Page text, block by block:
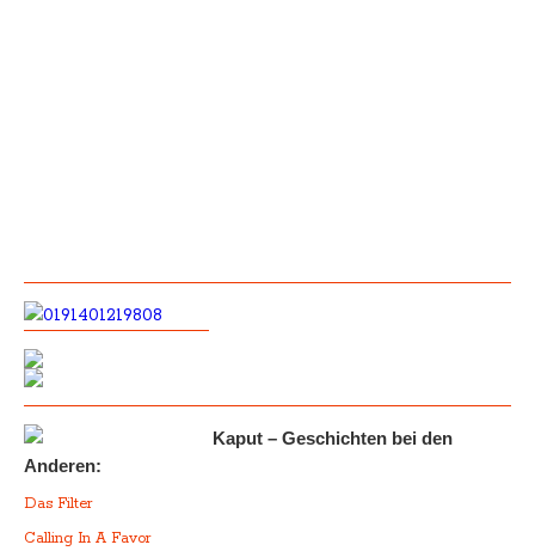
Kaput – Geschichten bei den
Anderen:
Das Filter
Calling In A Favor